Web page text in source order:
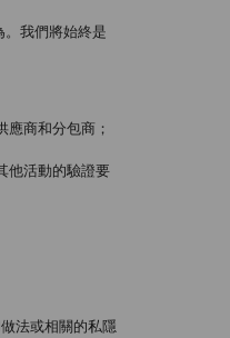
我們將始終是
商和分包商；
他活動的驗證要
法或相關的私隱